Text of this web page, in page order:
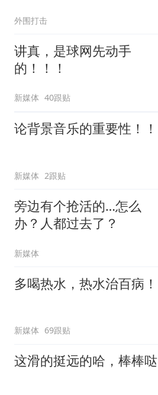
外围打击
讲真，是球网先动手
的！！！
新媒体 40跟贴
论背景音乐的重要性！！
新媒体 2跟贴
旁边有个抢活的…怎么
办？人都过去了？
新媒体
多喝热水，热水治百病！
新媒体 69跟贴
这滑的挺远的哈，棒棒哒